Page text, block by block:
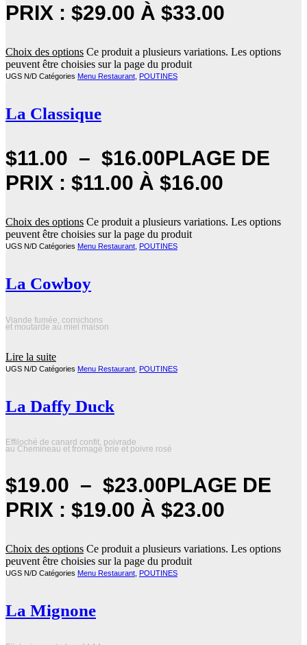
PRIX : $29.00 À $33.00
Choix des options Ce produit a plusieurs variations. Les options
peuvent être choisies sur la page du produit
UGS N/D Catégories Menu Restaurant POUTINES
La Classique
$11.00 – $16.00PLAGE DE
PRIX : $11.00 À $16.00
Choix des options Ce produit a plusieurs variations. Les options
peuvent être choisies sur la page du produit
UGS N/D Catégories Menu Restaurant POUTINES
La Cowboy
Viande fumée, cornichons
et moutarde au miel maison
Lire la suite
UGS N/D Catégories Menu Restaurant POUTINES
La Daffy Duck
Effiloché de canard confit, poivrade
au Chemineau et fromage brie et poivre rosé
$19.00 – $23.00PLAGE DE
PRIX : $19.00 À $23.00
Choix des options Ce produit a plusieurs variations. Les options
peuvent être choisies sur la page du produit
UGS N/D Catégories Menu Restaurant POUTINES
La Mignone